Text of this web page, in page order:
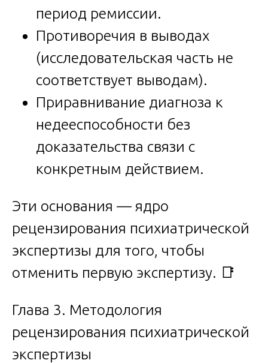
период ремиссии.
Противоречия в выводах
(исследовательская часть не
соответствует выводам).
Приравнивание диагноза к
недееспособности без
доказательства связи с
конкретным действием.
Эти основания — ядро
рецензирования психиатрической
экспертизы для того, чтобы
отменить первую экспертизу. 📑
Глава 3. Методология
рецензирования психиатрической
экспертизы